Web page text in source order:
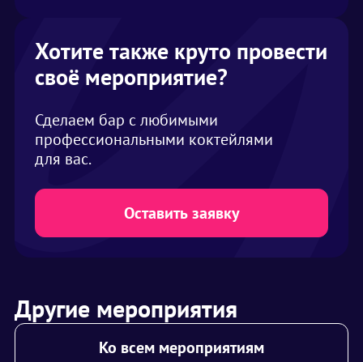
Хотите также круто провести
своё мероприятие?
Сделаем бар с любимыми
профессиональными коктейлями
для вас.
Оставить заявку
Другие мероприятия
Ко всем мероприятиям